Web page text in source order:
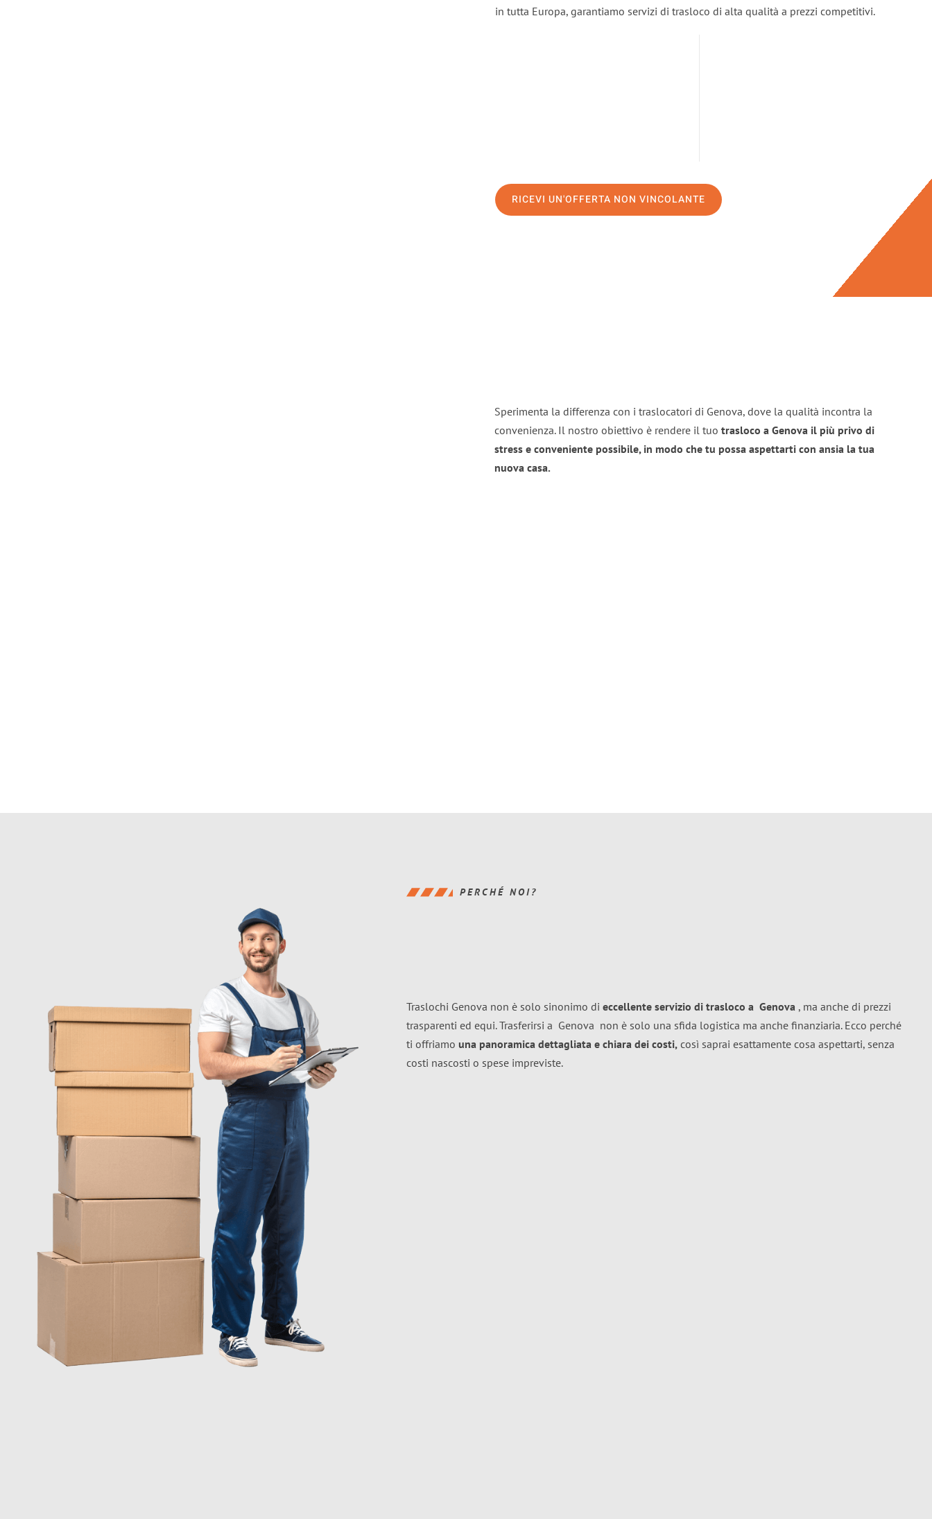
in tutta Europa, garantiamo servizi di trasloco di alta qualità a prezzi competitivi.
RICEVI UN'OFFERTA NON VINCOLANTE
Sperimenta la differenza con i traslocatori di Genova, dove la qualità incontra la
convenienza. Il nostro obiettivo è rendere il tuo trasloco a Genova il più privo di
stress e conveniente possibile, in modo che tu possa aspettarti con ansia la tua
nuova casa.
PERCHÉ NOI?
Traslochi Genova non è solo sinonimo di eccellente servizio di trasloco a Genova , ma anche di prezzi
trasparenti ed equi. Trasferirsi a Genova non è solo una sfida logistica ma anche finanziaria. Ecco perché
ti offriamo una panoramica dettagliata e chiara dei costi, così saprai esattamente cosa aspettarti, senza
costi nascosti o spese impreviste.